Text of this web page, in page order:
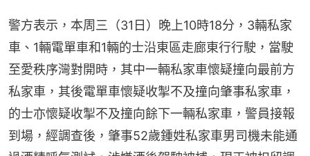
警方表示，本周三（31日）晚上10時18分，3輛私家
車、1輛電單車和1輛的士沿東區走廊東行行駛，當駛
至愛秩序灣對開時，其中一輛私家車懷疑撞向最前方
私家車，其後電單車懷疑收掣不及撞向肇事私家車，
的士亦懷疑收掣不及撞向餘下一輛私家車，警員接報
到場，經調查後，肇事52歲鍾姓私家車男司機未能通